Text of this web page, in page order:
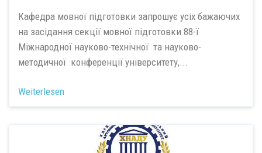
Кафедра мовної підготовки запрошує усіх бажаючих
на засідання секції мовної підготовки 88-ї
Міжнародної науково-технічної та науково-
методичної конференції університету,...
Weiterlesen